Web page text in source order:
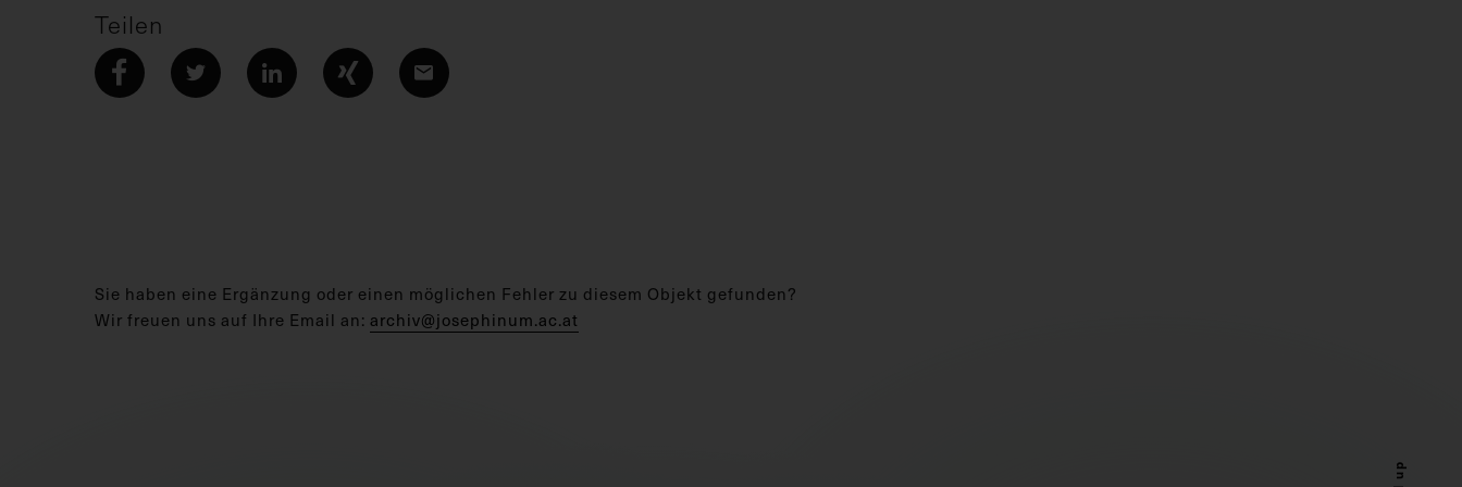
Teilen
Sie haben eine Ergänzung oder einen möglichen Fehler zu diesem Objekt gefunden?
Wir freuen uns auf Ihre Email an: archiv@josephinum.ac.at